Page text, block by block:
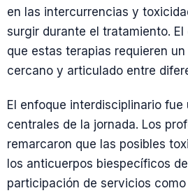
en las intercurrencias y
surgir durante el tratamiento.
que estas terapias requieren
cercano y articulado entre
El enfoque interdisciplinario fue
centrales de la jornada. Los
remarcaron que las posibles
los anticuerpos biespecíficos
participación de servicios